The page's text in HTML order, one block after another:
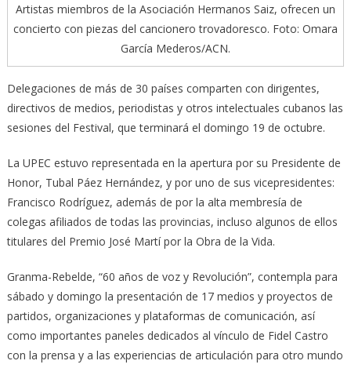
Artistas miembros de la Asociación Hermanos Saiz, ofrecen un
concierto con piezas del cancionero trovadoresco. Foto: Omara
García Mederos/ACN.
Delegaciones de más de 30 países comparten con dirigentes,
directivos de medios, periodistas y otros intelectuales cubanos las
sesiones del Festival, que terminará el domingo 19 de octubre.
La UPEC estuvo representada en la apertura por su Presidente de
Honor, Tubal Páez Hernández, y por uno de sus vicepresidentes:
Francisco Rodríguez, además de por la alta membresía de
colegas afiliados de todas las provincias, incluso algunos de ellos
titulares del Premio José Martí por la Obra de la Vida.
Granma-Rebelde, “60 años de voz y Revolución”, contempla para
sábado y domingo la presentación de 17 medios y proyectos de
partidos, organizaciones y plataformas de comunicación, así
como importantes paneles dedicados al vínculo de Fidel Castro
con la prensa y a las experiencias de articulación para otro mundo